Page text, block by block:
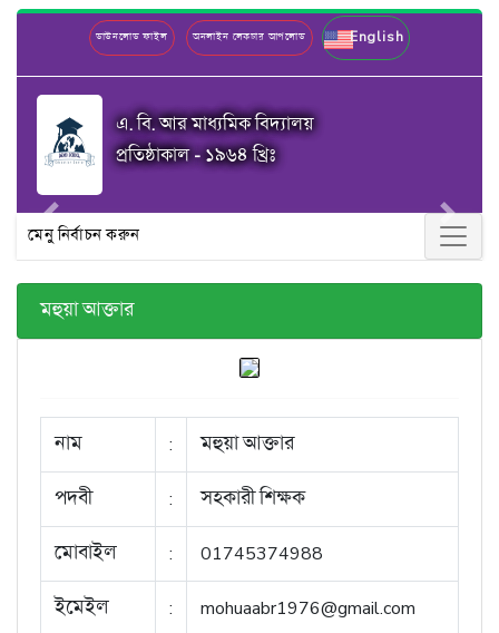
ডাউনলোড ফাইল অনলাইন লেকচার আপলোড English
এ. বি. আর মাধ্যমিক বিদ্যালয়
প্রতিষ্ঠাকাল - ১৯৬৪ খ্রিঃ
Previous Next
মেনু নির্বাচন করুন
মহুয়া আক্তার
নাম : মহুয়া আক্তার
পদবী : সহকারী শিক্ষক
মোবাইল : 01745374988
ইমেইল : mohuaabr1976@gmail.com